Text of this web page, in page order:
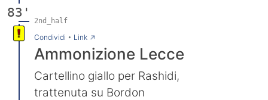
83'
2nd_half
Condividi • Link→
Ammonizione Lecce
Cartellino giallo per Rashidi,
trattenuta su Bordon